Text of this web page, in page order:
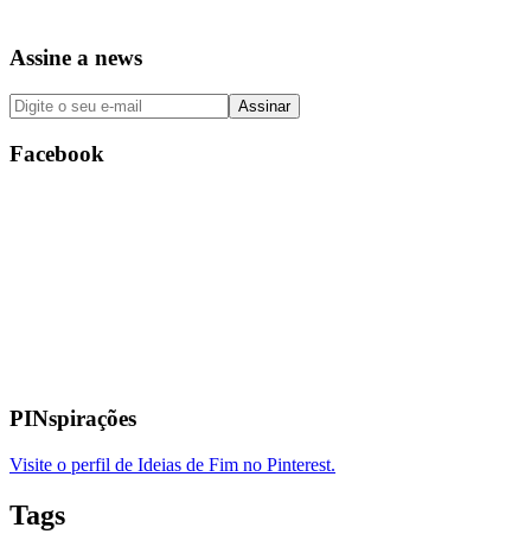
Assine a news
Facebook
PINspirações
Visite o perfil de Ideias de Fim no Pinterest.
Tags